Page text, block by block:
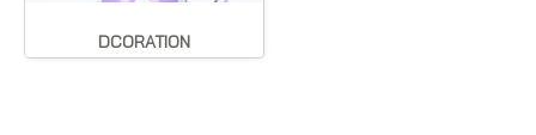
DCORATION